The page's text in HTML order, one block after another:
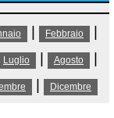
Febbraio
Luglio Agosto
Dicembre